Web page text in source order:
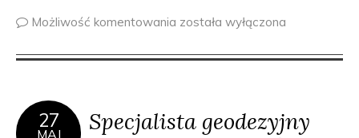
Możliwość komentowania została wyłączona
27
MAJ
Specjalista geodezyjny